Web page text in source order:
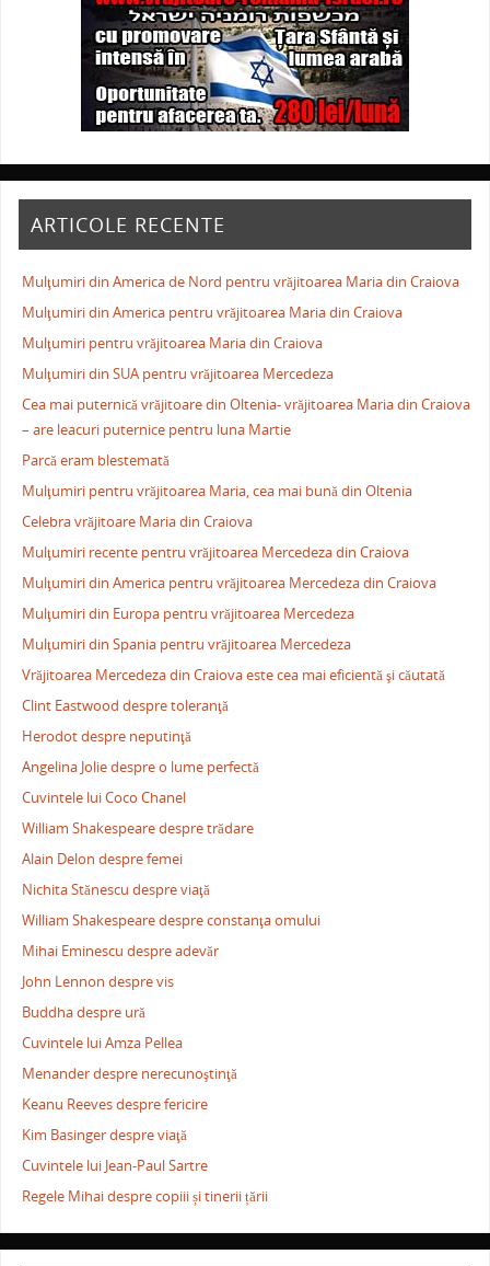
ARTICOLE RECENTE
Mulţumiri din America de Nord pentru vrăjitoarea Maria din Craiova
Mulţumiri din America pentru vrăjitoarea Maria din Craiova
Mulţumiri pentru vrăjitoarea Maria din Craiova
Mulţumiri din SUA pentru vrăjitoarea Mercedeza
Cea mai puternică vrăjitoare din Oltenia- vrăjitoarea Maria din Craiova
– are leacuri puternice pentru luna Martie
Parcă eram blestemată
Mulţumiri pentru vrăjitoarea Maria, cea mai bună din Oltenia
Celebra vrăjitoare Maria din Craiova
Mulţumiri recente pentru vrăjitoarea Mercedeza din Craiova
Mulţumiri din America pentru vrăjitoarea Mercedeza din Craiova
Mulţumiri din Europa pentru vrăjitoarea Mercedeza
Mulţumiri din Spania pentru vrăjitoarea Mercedeza
Vrăjitoarea Mercedeza din Craiova este cea mai eficientă şi căutată
Clint Eastwood despre toleranţă
Herodot despre neputinţă
Angelina Jolie despre o lume perfectă
Cuvintele lui Coco Chanel
William Shakespeare despre trădare
Alain Delon despre femei
Nichita Stănescu despre viaţă
William Shakespeare despre constanţa omului
Mihai Eminescu despre adevăr
John Lennon despre vis
Buddha despre ură
Cuvintele lui Amza Pellea
Menander despre nerecunoştinţă
Keanu Reeves despre fericire
Kim Basinger despre viaţă
Cuvintele lui Jean-Paul Sartre
Regele Mihai despre copiii și tinerii țării